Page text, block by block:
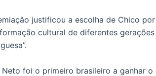
justificou a escolha de Chico
cultural de diferentes
foi o primeiro brasileiro a ganhar o